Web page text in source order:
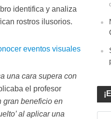
identifica y analiza
rostros ilusorios.
eventos visuales
una cara supera con
el profesor
gran beneficio en
al aplicar una